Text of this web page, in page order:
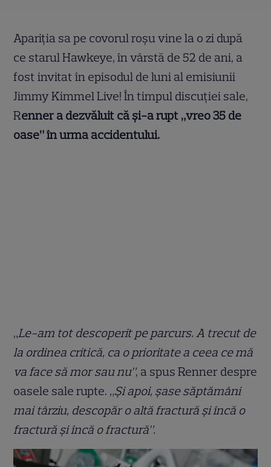
Apariția sa pe covorul roșu vine la o zi după
ce starul Hawkeye, în vârstă de 52 de ani, a
fost invitat în episodul de luni al emisiunii
Jimmy Kimmel Live! În timpul discuției sale,
Renner a dezvăluit că și-a rupt „vreo 35 de
oase” în urma accidentului.
„Le-am tot descoperit pe parcurs. A trecut de
la ordinea critică, ca o prioritate a ceea ce mă
va face să mor sau nu”, a spus Renner despre
oasele sale rupte. „Și apoi, șase săptămâni
mai târziu, descopăr o altă fractură și încă o
fractură și încă o fractură”.